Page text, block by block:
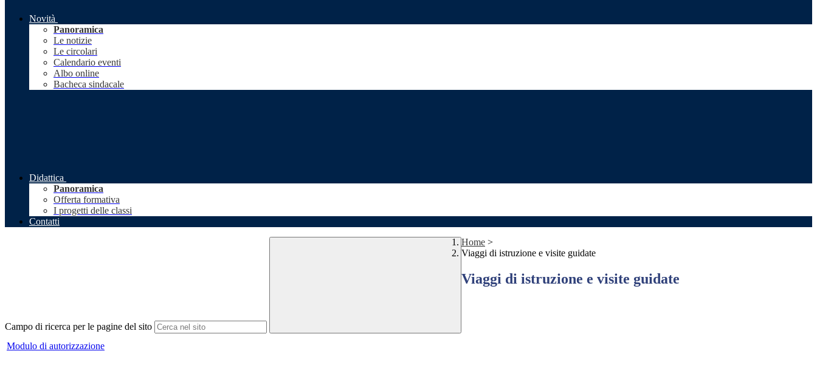
Novità
Panoramica
Le notizie
Le circolari
Calendario eventi
Albo online
Bacheca sindacale
Didattica
Panoramica
Offerta formativa
I progetti delle classi
Contatti
Campo di ricerca per le pagine del sito
Home >
Viaggi di istruzione e visite guidate
Viaggi di istruzione e visite guidate
Modulo di autorizzazione